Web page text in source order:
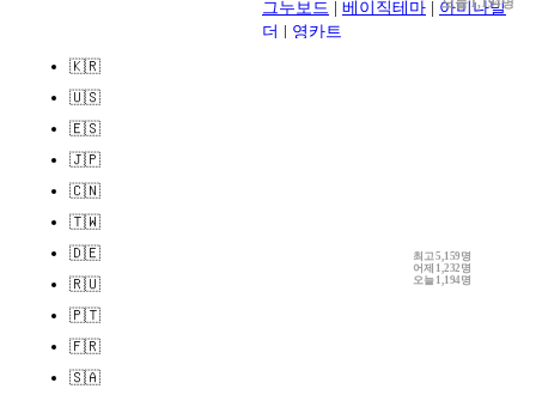
그누보드 베이직테마
아미나빌
더
영카트
🇰🇷
🇺🇸
🇪🇸
🇯🇵
🇨🇳
🇹🇼
🇩🇪
🇷🇺
🇵🇹
🇫🇷
🇸🇦
최고5,159명
어제 1,232명
오늘 1,194명